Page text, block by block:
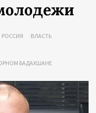
РОССИЯ ВЛАСТЬ
БАДАХШАНЕ